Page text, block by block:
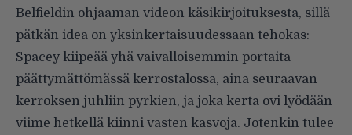
Belfieldin ohjaaman videon käsikirjoituksesta, sillä
pätkän idea on yksinkertaisuudessaan tehokas:
Spacey kiipeää yhä vaivalloisemmin portaita
päättymättömässä kerrostalossa, aina seuraavan
kerroksen juhliin pyrkien, ja joka kerta ovi lyödään
viime hetkellä kiinni vasten kasvoja. Jotenkin tulee